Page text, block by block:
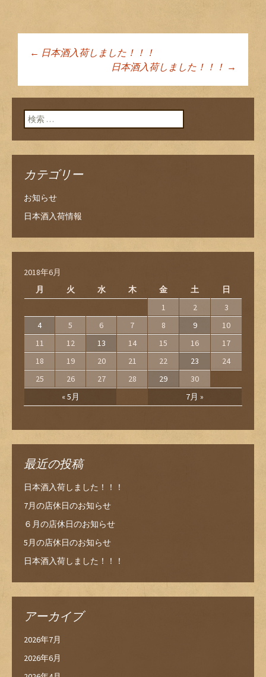
投稿ナビゲーショ
ン
← 日本酒入荷しました！！！
日本酒入荷しました！！！ →
検索:
カテゴリー
お知らせ
日本酒入荷情報
2018年6月
月
火 水 木 金 土 日
« 5月 7月 »
1 2
3
4
5 6 7 8 9
10
11
12 13 14 15 16
17
18
19 20 21 22 23
24
25
26 27 28 29 30
最近の投稿
日本酒入荷しました！！！
7月の店休日のお知らせ
６月の店休日のお知らせ
5月の店休日のお知らせ
日本酒入荷しました！！！
アーカイブ
2026年7月
2026年6月